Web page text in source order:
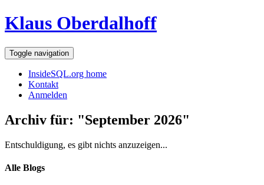
Klaus Oberdalhoff
Toggle navigation
InsideSQL.org home
Kontakt
Anmelden
Archiv für: "September 2026"
Entschuldigung, es gibt nichts anzuzeigen...
Alle Blogs